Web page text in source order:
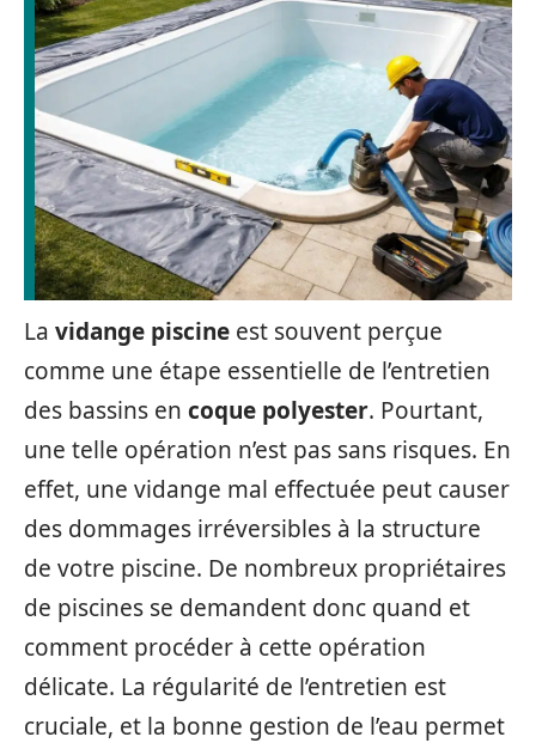
La vidange piscine est souvent perçue
comme une étape essentielle de l’entretien
des bassins en coque polyester. Pourtant,
une telle opération n’est pas sans risques. En
effet, une vidange mal effectuée peut causer
des dommages irréversibles à la structure
de votre piscine. De nombreux propriétaires
de piscines se demandent donc quand et
comment procéder à cette opération
délicate. La régularité de l’entretien est
cruciale, et la bonne gestion de l’eau permet